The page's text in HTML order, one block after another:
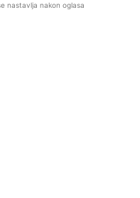
nastavlja nakon oglasa